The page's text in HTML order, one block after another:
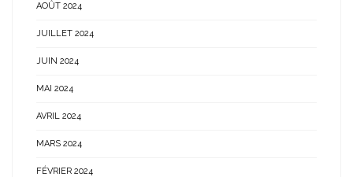
AOÛT 2024
JUILLET 2024
JUIN 2024
MAI 2024
AVRIL 2024
MARS 2024
FÉVRIER 2024